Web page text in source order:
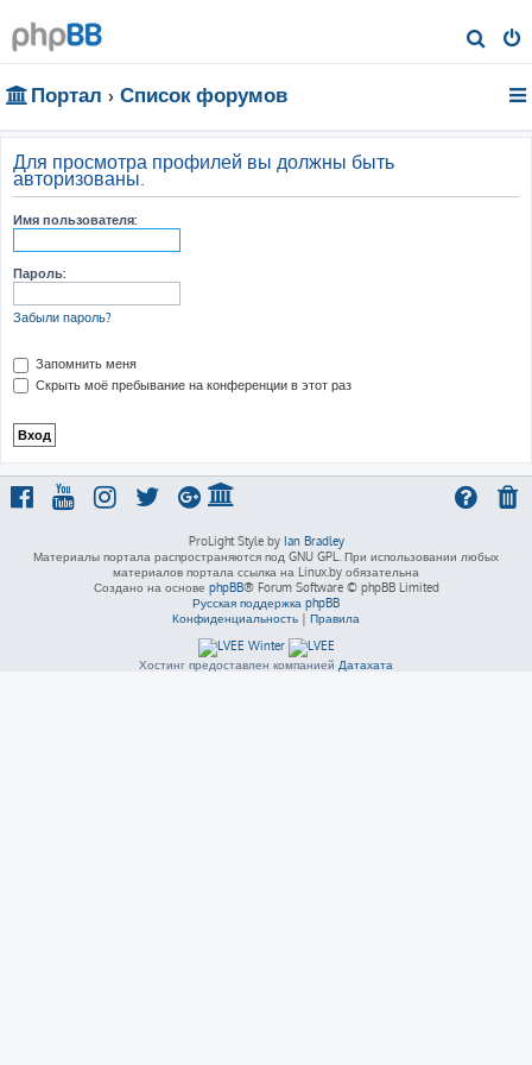
о
Портал Список форумов
Для просмотра профилей вы должны быть
авторизованы.
Имя пользователя:
Пароль:
Забыли пароль?
Запомнить меня
Скрыть моё пребывание на конференции в этот раз
ProLight Style by Ian Bradley
Материалы портала распространяются под GNU GPL. При использовании любых
материалов портала ссылка на Linux.by обязательна
Создано на основе phpBB® Forum Software © phpBB Limited
Русская поддержка phpBB
Конфиденциальность | Правила
Хостинг предоставлен компанией Датахата